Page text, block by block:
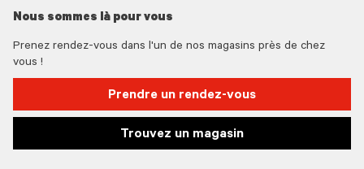
Nous sommes là pour vous
Prenez rendez-vous dans l'un de nos magasins près de chez
vous !
Prendre un rendez-vous
Trouvez un magasin